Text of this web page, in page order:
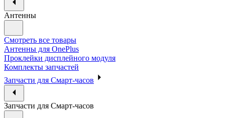
Антенны
Смотреть все товары
Антенны для OnePlus
Проклейки дисплейного модуля
Комплекты запчастей
Запчасти для Смарт-часов
Запчасти для Смарт-часов